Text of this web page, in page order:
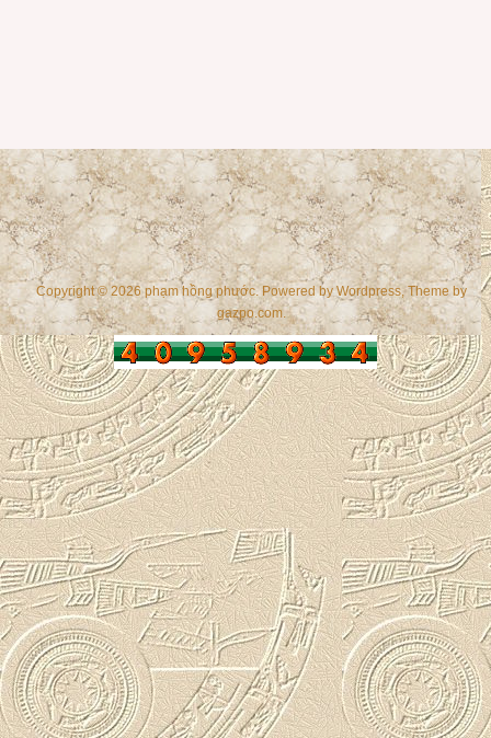
Copyright © 2026 phạm hồng phước. Powered byWordpress, Theme by
gazpo.com.